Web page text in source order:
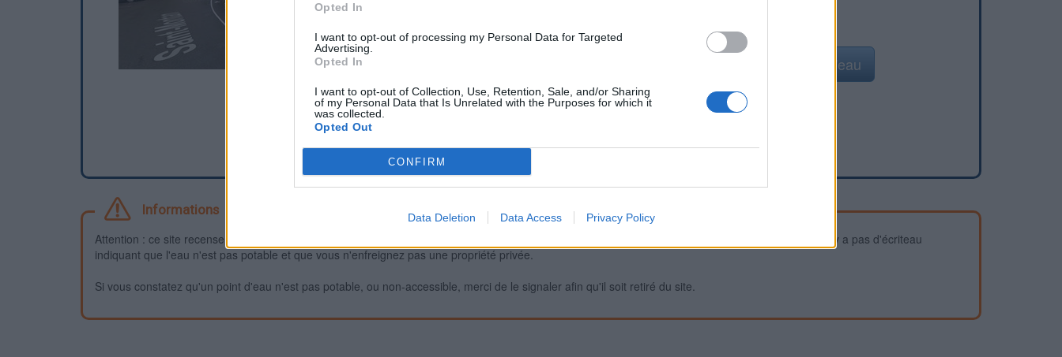
Opted In
I want to opt-out of processing my Personal Data for Targeted
Advertising.
Opted In
I want to opt-out of Collection, Use, Retention, Sale, and/or Sharing
of my Personal Data that Is Unrelated with the Purposes for which it
was collected.
Opted Out
CONFIRM
Data Deletion Data Access Privacy Policy
Ajouter un point d'eau
Informations
Attention : ce site recense des points d'eau dont la fiabilité ne peut pas être garantie. Avant d'utiliser un point d'eau, vous devez vous assurer qu'il n'y a pas d'écriteau
indiquant que l'eau n'est pas potable et que vous n'enfreignez pas une propriété privée.
Si vous constatez qu'un point d'eau n'est pas potable, ou non-accessible, merci de le signaler afin qu'il soit retiré du site.